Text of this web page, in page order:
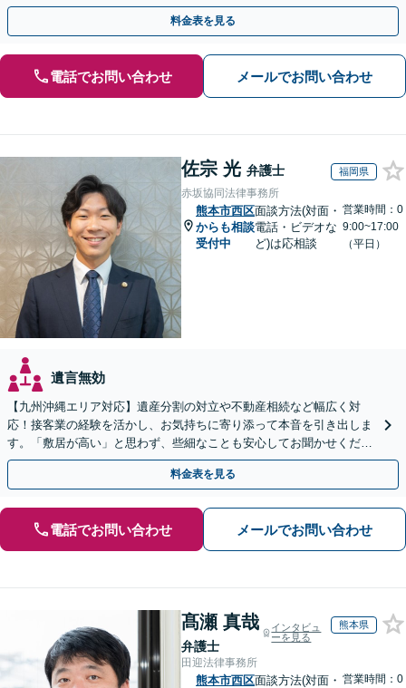
引き継ぐ安心の事業承継をサポート」【完全個室相談】
料金表を見る
電話でお問い合わせ メールでお問い合わせ
佐宗 光 弁護士 福岡県
赤坂協同法律事務所
熊本市西区
からも相談
受付中
面談方法(対面・
電話・ビデオな
ど)は応相談
営業時間：0
9:00~17:00
（平日）
遺言無効
【九州沖縄エリア対応】遺産分割の対立や不動産相続など幅広く対
応！接客業の経験を活かし、お気持ちに寄り添って本音を引き出しま
す。「敷居が高い」と思わず、些細なことも安心してお聞かせくださ
い【初回相談無料】【夜間・休日相談可】
料金表を見る
電話でお問い合わせ メールでお問い合わせ
髙瀬 真哉
弁護士
インタビュ
ーを見る
熊本県
田迎法律事務所
熊本市西区面談方法(対面・ 営業時間：0